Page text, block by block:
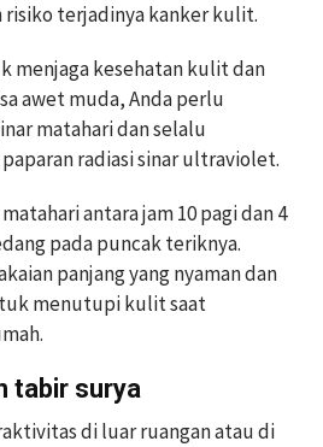
risiko terjadinya kanker kulit.
menjaga kesehatan kulit dan
awet muda, Anda perlu
matahari dan selalu
radiasi sinar ultraviolet.
antara jam 10 pagi dan 4
pada puncak teriknya.
panjang yang nyaman dan
menutupi kulit saat
tabir surya
di luar ruangan atau di